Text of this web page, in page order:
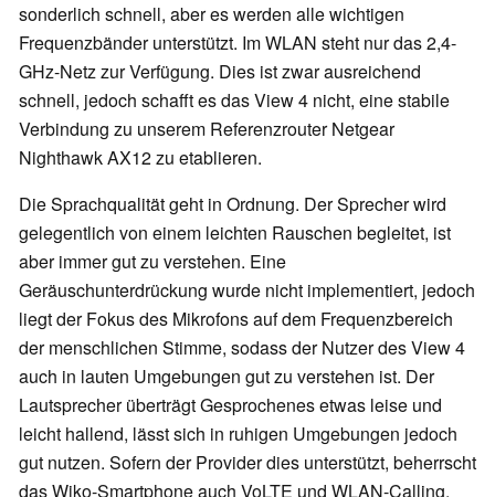
sonderlich schnell, aber es werden alle wichtigen
Frequenzbänder unterstützt. Im WLAN steht nur das 2,4-
GHz-Netz zur Verfügung. Dies ist zwar ausreichend
schnell, jedoch schafft es das View 4 nicht, eine stabile
Verbindung zu unserem Referenzrouter Netgear
Nighthawk AX12 zu etablieren.
Die Sprachqualität geht in Ordnung. Der Sprecher wird
gelegentlich von einem leichten Rauschen begleitet, ist
aber immer gut zu verstehen. Eine
Geräuschunterdrückung wurde nicht implementiert, jedoch
liegt der Fokus des Mikrofons auf dem Frequenzbereich
der menschlichen Stimme, sodass der Nutzer des View 4
auch in lauten Umgebungen gut zu verstehen ist. Der
Lautsprecher überträgt Gesprochenes etwas leise und
leicht hallend, lässt sich in ruhigen Umgebungen jedoch
gut nutzen. Sofern der Provider dies unterstützt, beherrscht
das Wiko-Smartphone auch VoLTE und WLAN-Calling.